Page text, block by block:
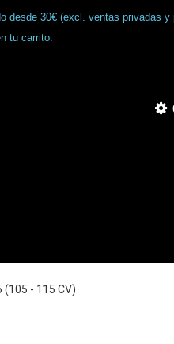
desde 30€ (excl. ventas privadas y
tu carrito.
(105 - 115 CV)